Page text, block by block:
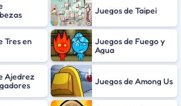
Juegos de Taipei
Tres en
Juegos de Fuego y
Agua
Ajedrez
Juegos de Among Us